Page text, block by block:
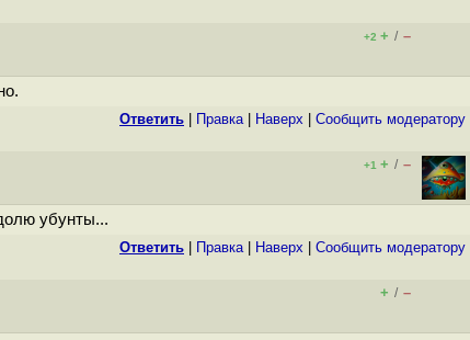
+2 + / –
Ответить Правка| Наверх Cообщить модератору
+1 + / –
убунты...
Ответить Правка| Наверх Cообщить модератору
+ / –